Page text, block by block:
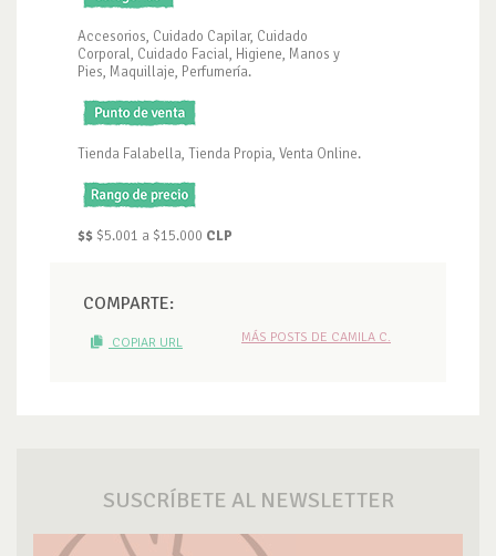
Accesorios, Cuidado Capilar, Cuidado
Corporal, Cuidado Facial, Higiene, Manos y
Pies, Maquillaje, Perfumería.
Tienda Falabella, Tienda Propia, Venta Online.
$$ $5.001 a $15.000 CLP
COMPARTE:
COPIAR URL MÁS POSTS DE CAMILA C.
SUSCRÍBETE AL NEWSLETTER